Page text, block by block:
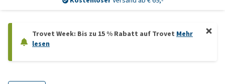
Trovet Week: Bis zu 15 % Rabatt auf Trovet Mehr
lesen